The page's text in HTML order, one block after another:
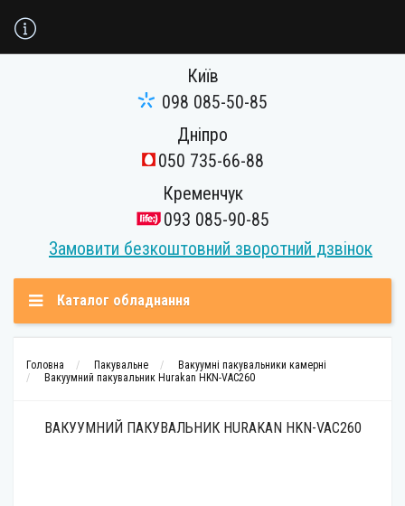
Київ
098 085-50-85
Дніпро
050 735-66-88
Кременчук
093 085-90-85
Замовити безкоштовний зворотний дзвінок
Каталог обладнання
Головна Пакувальне
Вакуумні пакувальники камерні
Вакуумний пакувальник Hurakan HKN-VAC260
ВАКУУМНИЙ ПАКУВАЛЬНИК HURAKAN HKN-VAC260